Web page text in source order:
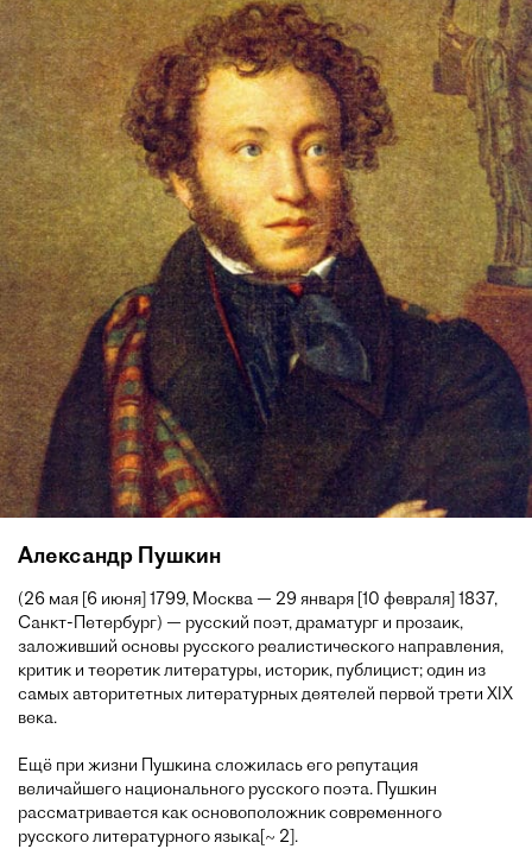
Александр Пушкин
(26 мая [6 июня] 1799, Москва — 29 января [10 февраля] 1837,
Санкт-Петербург) — русский поэт, драматург и прозаик,
заложивший основы русского реалистического направления,
критик и теоретик литературы, историк, публицист; один из
самых авторитетных литературных деятелей первой трети XIX
века.
Ещё при жизни Пушкина сложилась его репутация
величайшего национального русского поэта. Пушкин
рассматривается как основоположник современного
русского литературного языка[~ 2].